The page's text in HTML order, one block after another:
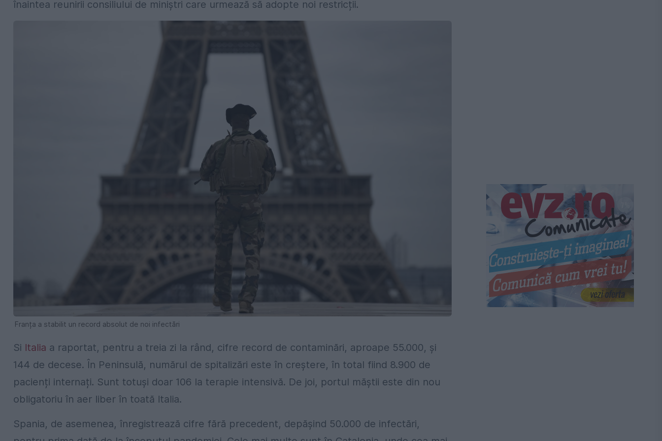
înaintea reunirii consiliului de miniştri care urmează să adopte noi restricții.
Franța a stabilit un record absolut de noi infectări
Si Italia a raportat, pentru a treia zi la rând, cifre record de contaminări, aproape 55.000, și
144 de decese. În Peninsulă, numărul de spitalizări este în creștere, în total fiind 8.900 de
pacienți internați. Sunt totuși doar 106 la terapie intensivă. De joi, portul măștii este din nou
obligatoriu în aer liber în toată Italia.
Spania, de asemenea, înregistrează cifre fără precedent, depășind 50.000 de infectări,